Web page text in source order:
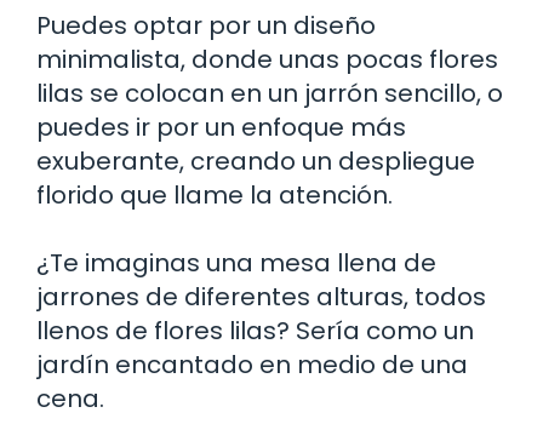
Puedes optar por un diseño
minimalista, donde unas pocas flores
lilas se colocan en un jarrón sencillo, o
puedes ir por un enfoque más
exuberante, creando un despliegue
florido que llame la atención.
¿Te imaginas una mesa llena de
jarrones de diferentes alturas, todos
llenos de flores lilas? Sería como un
jardín encantado en medio de una
cena.